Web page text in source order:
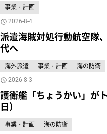
事業・計画
2026-8-4
派遣海賊対処行動航空隊
代へ
海外派遣 事業・計画 海の防衛
2026-8-3
護衛艦「ちょうかい」が
日）
事業・計画 海の防衛